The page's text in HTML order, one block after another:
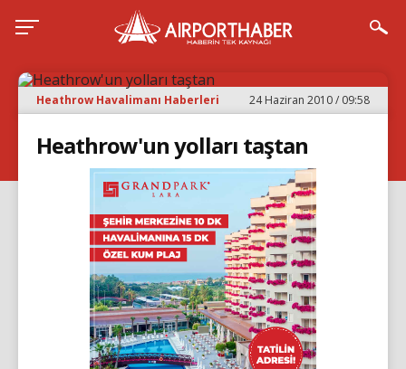
Heathrow Havalimanı Haberleri 24 Haziran 2010 / 09:58
Heathrow'un yolları taştan